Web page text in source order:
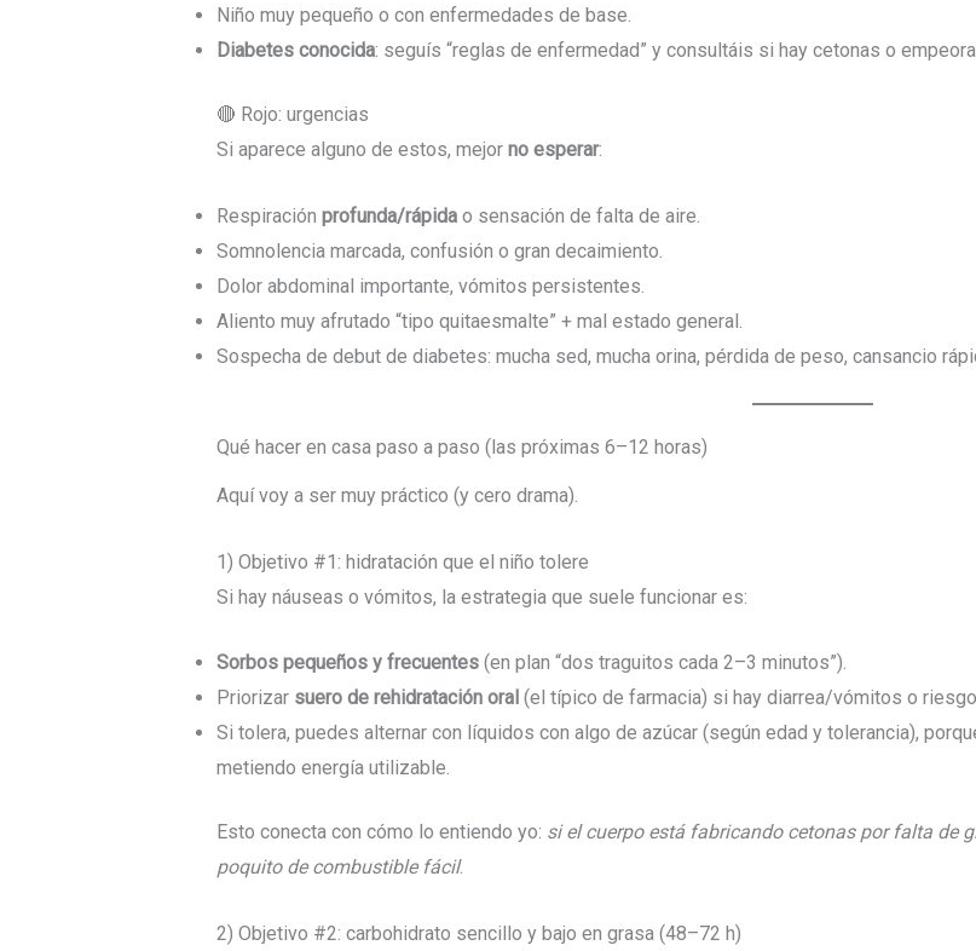
Niño muy pequeño o con enfermedades de base.
Diabetes conocida: seguís “reglas de enfermedad” y consultáis si hay cetonas o
🔴 Rojo: urgencias
Si aparece alguno de estos, mejor no esperar:
Respiración profunda/rápidao sensación de falta de aire.
Somnolencia marcada, confusión o gran decaimiento.
Dolor abdominal importante, vómitos persistentes.
Aliento muy afrutado “tipo quitaesmalte” + mal estado general.
Sospecha de debut de diabetes: mucha sed, mucha orina, pérdida de peso, cansancio
Qué hacer en casa paso a paso (las próximas 6–12 horas)
Aquí voy a ser muy práctico (y cero drama).
1) Objetivo #1: hidratación que el niño tolere
Si hay náuseas o vómitos, la estrategia que suele funcionar es:
Sorbos pequeños y frecuentes(en plan “dos traguitos cada 2–3 minutos”).
Priorizar suero de rehidratación oral (el típico de farmacia) si hay diarrea/vómitos o
Si tolera, puedes alternar con líquidos con algo de azúcar (según edad y tolerancia),
metiendo energía utilizable.
Esto conecta con cómo lo entiendo yo: si el cuerpo está fabricando cetonas por falta de
poquito de combustible fácil.
2) Objetivo #2: carbohidrato sencillo y bajo en grasa (48–72 h)